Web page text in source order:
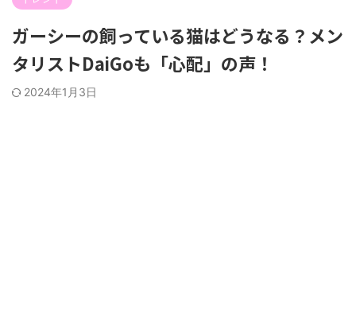
ガーシーの飼っている猫はどうなる？メン
タリストDaiGoも「心配」の声！
2024年1月3日